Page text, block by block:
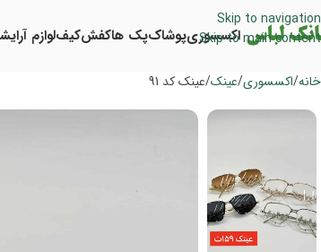
Skip to navigation
Skip to main content
اکسسوریپوشاکپک هاکفشکیفلوازم
خانه اکسسوری عینک عینک کد 91